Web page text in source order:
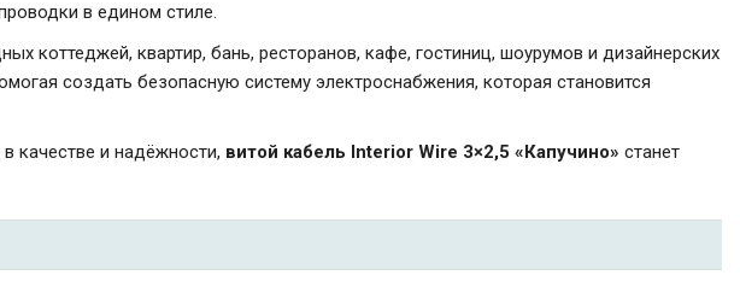
в едином стиле.
коттеджей, квартир, бань, ресторанов, кафе, гостиниц, шоурумов и дизайнерских
создать безопасную систему электроснабжения, которая становится
качестве и надёжности, витой кабель Interior Wire 3×2,5 «Капучино» станет